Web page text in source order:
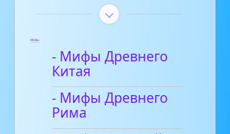
Мифы
- Мифы Древнего
Китая
- Мифы Древнего
Рима